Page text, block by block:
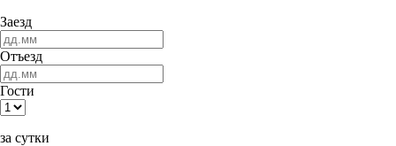
Заезд
Отъезд
Гости
за сутки